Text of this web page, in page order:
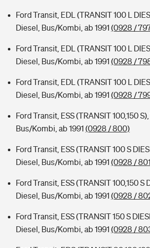
Ford Transit, EDL (TRANSIT 100 L
Diesel, Bus/Kombi, ab 1991 (0928 /
Ford Transit, EDL (TRANSIT 100 L
Diesel, Bus/Kombi, ab 1991 (0928 /
Ford Transit, EDL (TRANSIT 100 L
Diesel, Bus/Kombi, ab 1991 (0928 /
Ford Transit, ESS (TRANSIT 100,150
Bus/Kombi, ab 1991 (0928 / 800)
Ford Transit, ESS (TRANSIT 100 S
Diesel, Bus/Kombi, ab 1991 (0928 /
Ford Transit, ESS (TRANSIT 100,150 S
Diesel, Bus/Kombi, ab 1991 (0928 /
Ford Transit, ESS (TRANSIT 150 S
Diesel, Bus/Kombi, ab 1991 (0928 /